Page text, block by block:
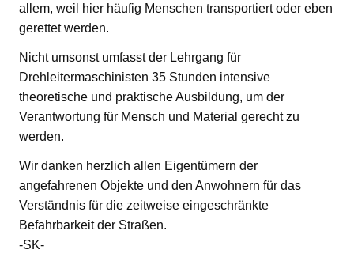
allem, weil hier häufig Menschen transportiert oder eben
gerettet werden.
Nicht umsonst umfasst der Lehrgang für
Drehleitermaschinisten 35 Stunden intensive
theoretische und praktische Ausbildung, um der
Verantwortung für Mensch und Material gerecht zu
werden.
Wir danken herzlich allen Eigentümern der
angefahrenen Objekte und den Anwohnern für das
Verständnis für die zeitweise eingeschränkte
Befahrbarkeit der Straßen.
-SK-